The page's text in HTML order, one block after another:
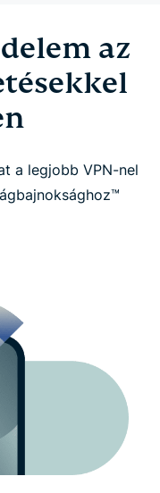
egyebekkel
táján
az
a legjobb VPN-nel